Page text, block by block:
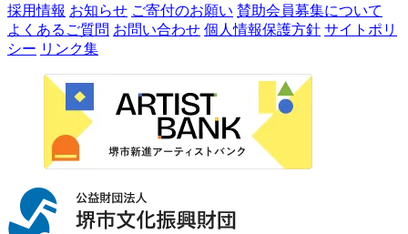
採用情報 お知らせ ご寄付のお願い 賛助会員募集について
よくあるご質問 お問い合わせ 個人情報保護方針 サイトポリ
シー リンク集